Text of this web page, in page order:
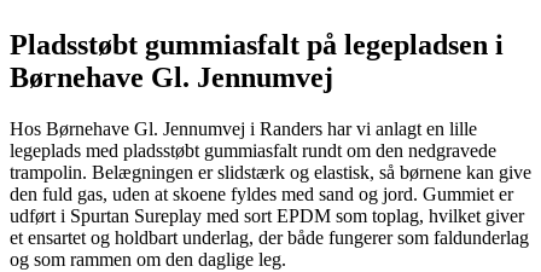
Pladsstøbt gummiasfalt på legepladsen i
Børnehave Gl. Jennumvej
Hos Børnehave Gl. Jennumvej i Randers har vi anlagt en lille
legeplads med pladsstøbt gummiasfalt rundt om den nedgravede
trampolin. Belægningen er slidstærk og elastisk, så børnene kan give
den fuld gas, uden at skoene fyldes med sand og jord. Gummiet er
udført i Spurtan Sureplay med sort EPDM som toplag, hvilket giver
et ensartet og holdbart underlag, der både fungerer som faldunderlag
og som rammen om den daglige leg.